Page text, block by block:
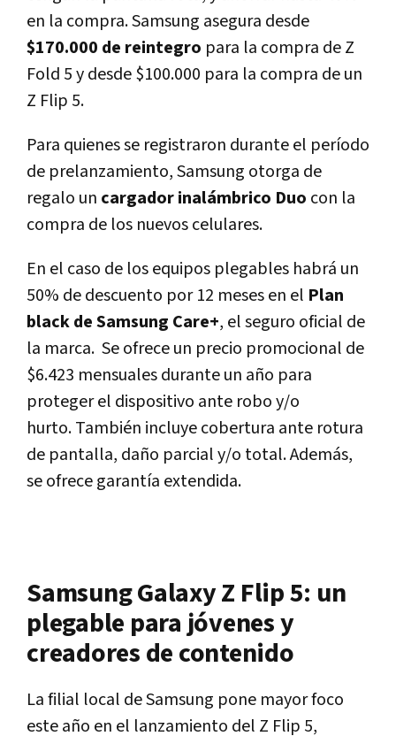
en la compra. Samsung asegura desde
$170.000 de reintegro para la compra de Z
Fold 5 y desde $100.000 para la compra de un
Z Flip 5.
Para quienes se registraron durante el período
de prelanzamiento, Samsung otorga de
regalo un cargador inalámbrico Duo con la
compra de los nuevos celulares.
En el caso de los equipos plegables habrá un
50% de descuento por 12 meses en el Plan
black de Samsung Care+, el seguro oficial de
la marca. Se ofrece un precio promocional de
$6.423 mensuales durante un año para
proteger el dispositivo ante robo y/o
hurto. También incluye cobertura ante rotura
de pantalla, daño parcial y/o total. Además,
se ofrece garantía extendida.
Samsung Galaxy Z Flip 5: un
plegable para jóvenes y
creadores de contenido
La filial local de Samsung pone mayor foco
este año en el lanzamiento del Z Flip 5,